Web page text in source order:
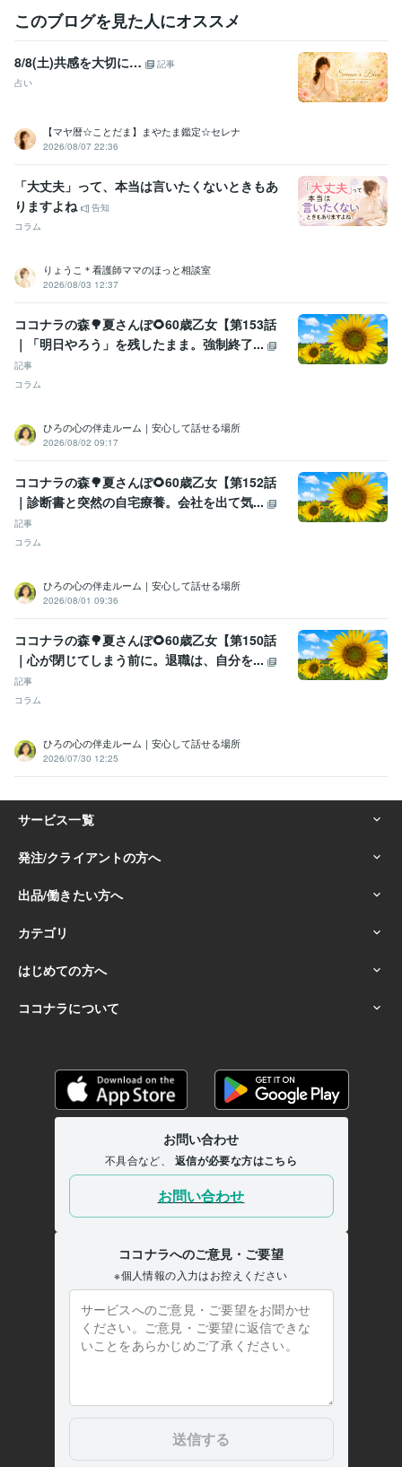
このブログを見た人にオススメ
8/8(土)共感を大切に…
記事
占い
【マヤ暦☆ことだま】まやたま鑑定☆セレナ
2026/08/07 22:36
「大丈夫」って、本当は言いたくないときもあ
りますよね
告知
コラム
りょうこ＊看護師ママのほっと相談室
2026/08/03 12:37
ココナラの森🌳夏さんぽ🌻60歳乙女【第153話
｜「明日やろう」を残したまま。強制終了...
記事
コラム
ひろの心の伴走ルーム｜安心して話せる場所
2026/08/02 09:17
ココナラの森🌳夏さんぽ🌻60歳乙女【第152話
｜診断書と突然の自宅療養。会社を出て気...
記事
コラム
ひろの心の伴走ルーム｜安心して話せる場所
2026/08/01 09:36
ココナラの森🌳夏さんぽ🌻60歳乙女【第150話
｜心が閉じてしまう前に。退職は、自分を...
記事
コラム
ひろの心の伴走ルーム｜安心して話せる場所
2026/07/30 12:25